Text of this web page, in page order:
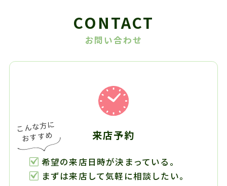
CONTACT
お問い合わせ
来店予約
希望の来店日時が決まっている。
まずは来店して気軽に相談したい。